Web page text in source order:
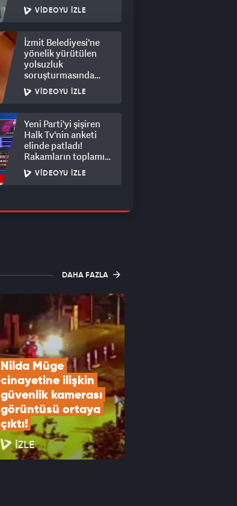
VIDEOYU İZLE
İzmit Belediyesi'ne
yönelik yürütülen
yolsuzluk
soruşturmasında
rüşvet görüntüleri
ortaya çıktı
VIDEOYU İZLE
Yeni Parti'yi şişiren
Halk Tv'nin anketi
elinde patladı!
Rakamların toplamı
dalga konusu oldu
VIDEOYU İZLE
DAHA FAZLA
Nilda Müge
cinayetine ilişkin
güvenlik kamerası
görüntüsü ortaya
çıktı!
İZLE